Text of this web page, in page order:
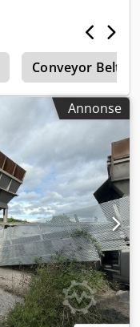
Conveyor Belte
Annonse